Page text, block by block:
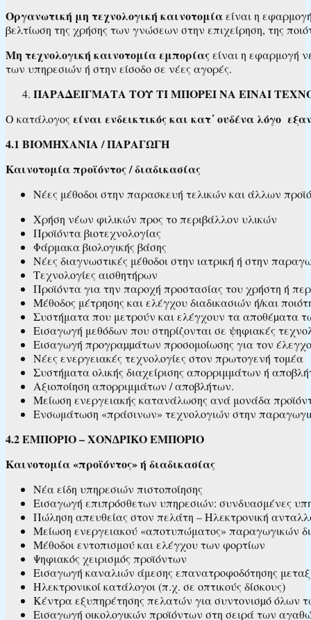
Οργανωτική μη τεχνολογική καινοτομίαείναι η
βελτίωση της χρήσης των γνώσεων στην επιχείρηση, της
Μη τεχνολογική καινοτομία εμπορίαςείναι η εφαρμογή
των υπηρεσιών ή στην είσοδο σε νέες αγορές.
ΠΑΡΑΔΕΙΓΜΑΤΑ ΤΟΥ ΤΙ ΜΠΟΡΕΙ ΝΑ ΕΙΝΑΙ
Ο κατάλογος είναι ενδεικτικός και κατ΄ ουδένα λόγο
4.1 ΒΙΟΜΗΧΑΝΙΑ / ΠΑΡΑΓΩΓΗ
Καινοτομία προϊόντος / διαδικασίας
Νέες μέθοδοι στην παρασκευή τελικών και άλλων
Χρήση νέων φιλικών προς το περιβάλλον υλικών
Προϊόντα βιοτεχνολογίας
Φάρμακα βιολογικής βάσης
Νέες διαγνωστικές μέθοδοι στην ιατρική ή στην
Τεχνολογίες αισθητήρων
Προϊόντα για την παροχή προστασίας του χρήστη ή
Μέθοδος μέτρησης και ελέγχου διαδικασιών ή/και
Συστήματα που μετρούν και ελέγχουν τα αποθέµατα
Εισαγωγή μεθόδων που στηρίζονται σε ψηφιακές
Εισαγωγή προγραµµάτων προσομοίωσης για τον
Νέες ενεργειακές τεχνολογίες στον πρωτογενή τομέα
Συστήματα ολικής διαχείρισης απορριμμάτων ή
Αξιοποίηση απορριμμάτων / αποβλήτων.
Μείωση ενεργειακής κατανάλωσης ανά μονάδα
Ενσωμάτωση «πράσινων» τεχνολογιών στην
4.2 ΕΜΠΟΡΙΟ – ΧΟΝ∆ΡΙΚΟ ΕΜΠΟΡΙΟ
Καινοτομία «προϊόντος» ή διαδικασίας
Νέα είδη υπηρεσιών πιστοποίησης
Εισαγωγή επιπρόσθετων υπηρεσιών: συνδυασμένες
Πώληση απευθείας στον πελάτη – Ηλεκτρονική
Μείωση ενεργειακού «αποτυπώματος» παραγωγικών
Μέθοδοι εντοπισμού και ελέγχου των φορτίων
Ψηφιακός χειρισμός προϊόντων
Εισαγωγή καναλιών άμεσης επανατροφοδότησης
Ηλεκτρονικοί κατάλογοι (π.χ. σε οπτικούς δίσκους)
Κέντρα εξυπηρέτησης πελατών για συντονισµό όλων
Εισαγωγή οικολογικών προϊόντων στη σειρά των